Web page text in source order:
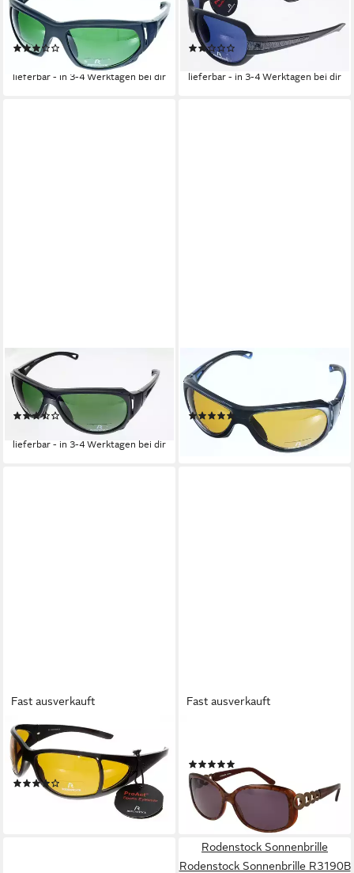
Sonnenbrille Rodenstock
Sonnenbrille R3184A
(2)
lieferbar - in 3-4 Werktagen bei dir
Sonnenbrille Rodenstock
Sonnenbrille R3202B
(1)
32,95 €
lieferbar - in 3-4 Werktagen bei dir
RODENSTOCK
Sonnenbrille Rodenstock
Sonnenbrille R3183A
(2)
lieferbar - in 3-4 Werktagen bei dir
RODENSTOCK
Sonnenbrille Rodenstock
Sonnenbrille R3183B
(3)
24,95 €
lieferbar - in 3-4 Werktagen bei dir
Fast ausverkauft
RODENSTOCK
Sonnenbrille Rodenstock
Sonnenbrille R3190C
(4)
24,95 €
lieferbar - in 3-4 Werktagen bei dir
Fast ausverkauft
48,25 € UVP 119,00 €
-59%
lieferbar - in 2-3 Werktagen bei dir
Rodenstock Sonnenbrille
Rodenstock Sonnenbrille R3190B